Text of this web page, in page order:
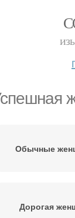
Обычные
Дорогая